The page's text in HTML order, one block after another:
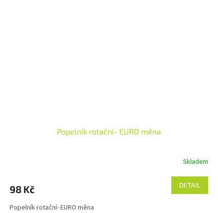
Popelník rotační- EURO měna
Skladem
98 Kč DETAIL
Popelník rotační- EURO měna